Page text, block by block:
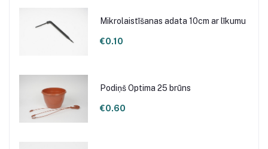
Mikrolaistīšanas adata 10cm ar līkumu
€0.10
Podiņš Optima 25 brūns
€0.60